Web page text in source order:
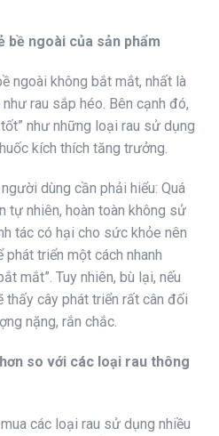
bề ngoài của sản phẩm
ngoài không bắt mắt, nhất là
rau sắp héo. Bên cạnh đó,
như những loại rau sử dụng
kích thích tăng trưởng.
dùng cần phải hiểu: Quá
tự nhiên, hoàn toàn không sử
tác có hại cho sức khỏe nên
triển một cách nhanh
mắt”. Tuy nhiên, bù lại, nếu
thấy cây phát triển rất cân đối
nặng, rắn chắc.
so với các loại rau thông
các loại rau sử dụng nhiều